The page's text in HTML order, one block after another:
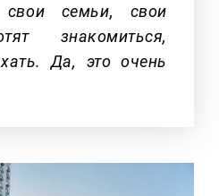
свои семьи, свои
знакомиться,
Да, это очень